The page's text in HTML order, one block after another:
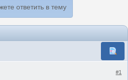
ответить в тему
#1